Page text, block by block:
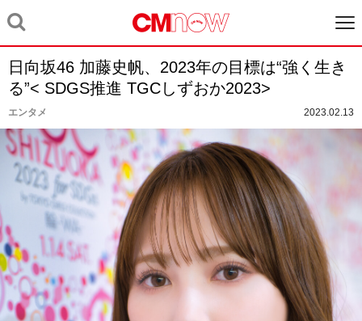
日向坂46 加藤史帆、2023年の目標は“強く生き
る”< SDGS推進 TGCしずおか2023>
エンタメ 2023.02.13